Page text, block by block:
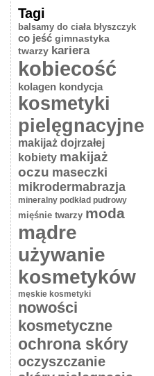
Tagi
balsamy do ciała błyszczyk
co jeść gimnastyka
twarzy kariera
kobiecość
kolagen kondycja
kosmetyki
pielęgnacyjne
makijaż dojrzałej
kobiety makijaż
oczu maseczki
mikrodermabrazja
mineralny podkład pudrowy
mięśnie twarzy moda
mądre
używanie
kosmetyków
męskie kosmetyki
nowości
kosmetyczne
ochrona skóry
oczyszczanie